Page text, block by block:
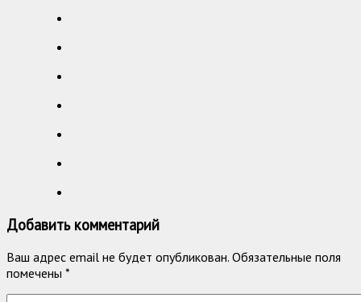
Добавить комментарий
Ваш адрес email не будет опубликован. Обязательные поля
помечены *